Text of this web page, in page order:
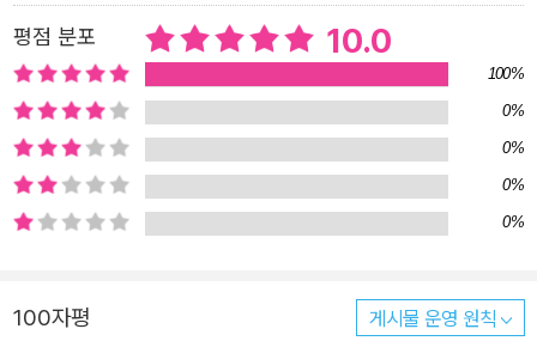
들을 하나하나 추억처럼 떠올려봅니다. 그리고 마지막 작별인사를 고
하죠. “안녕! 비 오면 우리 다시 만나!” 그런데 왠지 작별이 슬프거나
애잔하지 않습니다. 다시는 볼 수 없는 영원한 이별이 아니라 언제든
비가 그치면 만날 수 있는 색다른 친구임을 알기 때문이죠. 그래서 이
책을 읽은 아이들은 이별에 대한 남다른 생각도 하고, 비 오는 날이면
물웅덩이를 만날 생각에 조바심내며 비가 그치기를 기다릴 거랍니다.
▶ 일상의 소중함을 일깨우는 시간 그동안 물웅덩이가 본 세상은 사
덩이를 통해 새삼스러울 뿐만 아니라 소중하게 다가옵니다. 그것은
평점 분포 10.0
100%
0%
0%
0%
0%
100자평 게시물 운영 원칙